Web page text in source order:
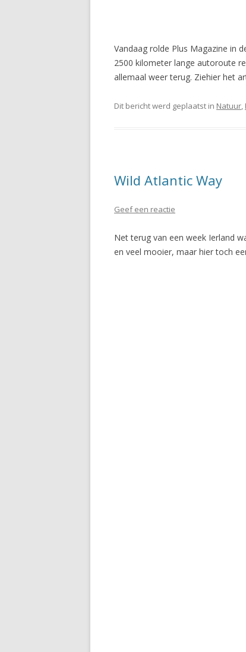
Vandaag rolde Plus Magazine in
2500 kilometer lange autoroute
allemaal weer terug. Ziehier het
Dit bericht werd geplaatst in Natuur,
Wild Atlantic Way
Geef een reactie
Net terug van een week Ierland
en veel mooier, maar hier toch